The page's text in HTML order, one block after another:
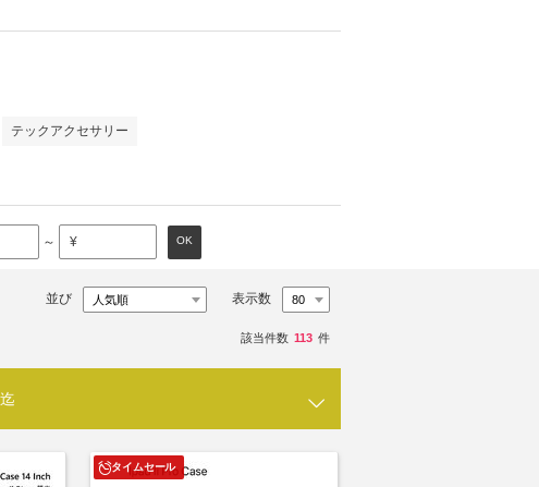
テックアクセサリー
～ ¥ OK
並び 表示数
該当件数 113 件
タイムセール